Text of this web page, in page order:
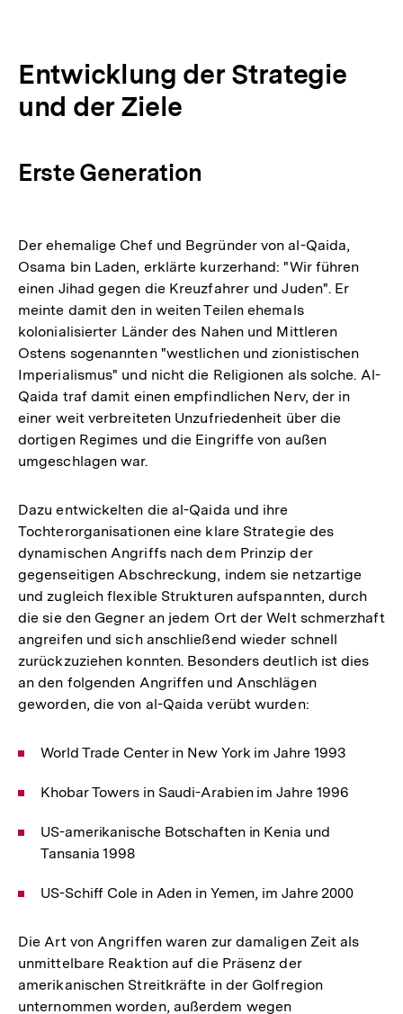
Entwicklung der Strategie
und der Ziele
Erste Generation
Der ehemalige Chef und Begründer von al-Qaida,
Osama bin Laden, erklärte kurzerhand: "Wir führen
einen Jihad gegen die Kreuzfahrer und Juden". Er
meinte damit den in weiten Teilen ehemals
kolonialisierter Länder des Nahen und Mittleren
Ostens sogenannten "westlichen und zionistischen
Imperialismus" und nicht die Religionen als solche. Al-
Qaida traf damit einen empfindlichen Nerv, der in
einer weit verbreiteten Unzufriedenheit über die
dortigen Regimes und die Eingriffe von außen
umgeschlagen war.
Dazu entwickelten die al-Qaida und ihre
Tochterorganisationen eine klare Strategie des
dynamischen Angriffs nach dem Prinzip der
gegenseitigen Abschreckung, indem sie netzartige
und zugleich flexible Strukturen aufspannten, durch
die sie den Gegner an jedem Ort der Welt schmerzhaft
angreifen und sich anschließend wieder schnell
zurückzuziehen konnten. Besonders deutlich ist dies
an den folgenden Angriffen und Anschlägen
geworden, die von al-Qaida verübt wurden:
World Trade Center in New York im Jahre 1993
Khobar Towers in Saudi-Arabien im Jahre 1996
US-amerikanische Botschaften in Kenia und
Tansania 1998
US-Schiff Cole in Aden in Yemen, im Jahre 2000
Die Art von Angriffen waren zur damaligen Zeit als
unmittelbare Reaktion auf die Präsenz der
amerikanischen Streitkräfte in der Golfregion
unternommen worden, außerdem wegen